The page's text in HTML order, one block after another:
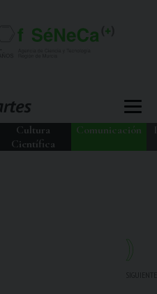
Cultura
Científica
Comunicación